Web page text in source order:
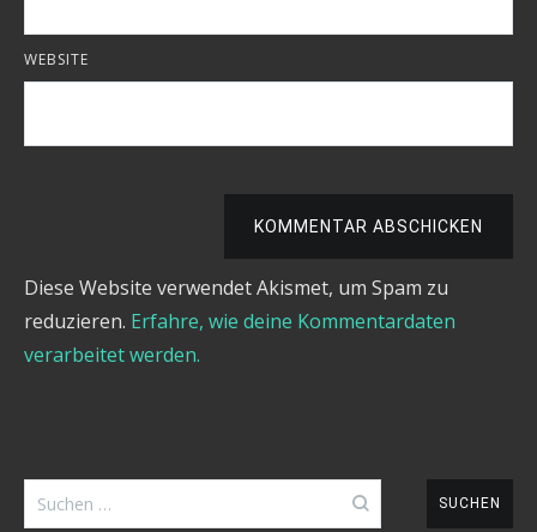
WEBSITE
KOMMENTAR ABSCHICKEN
Diese Website verwendet Akismet, um Spam zu
reduzieren. Erfahre, wie deine Kommentardaten
verarbeitet werden.
Suchen
nach: